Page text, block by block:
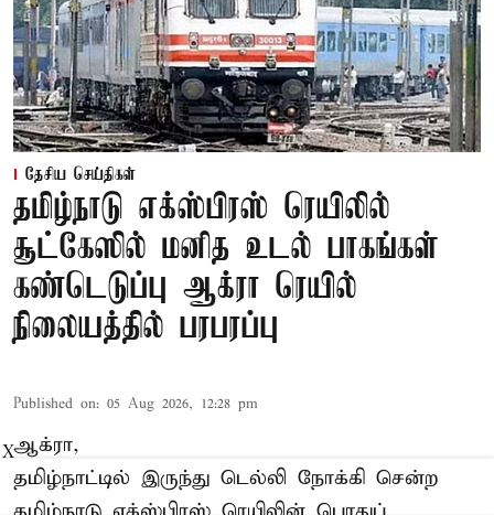
தேசிய செய்திகள்
தமிழ்நாடு எக்ஸ்பிரஸ் ரெயிலில்
சூட்கேஸில் மனித உடல் பாகங்கள்
கண்டெடுப்பு ஆக்ரா ரெயில்
நிலையத்தில் பரபரப்பு
Published on: 05 Aug 2026, 12:28 pm
ஆக்ரா,
தமிழ்நாட்டில் இருந்து டெல்லி நோக்கி சென்ற
X